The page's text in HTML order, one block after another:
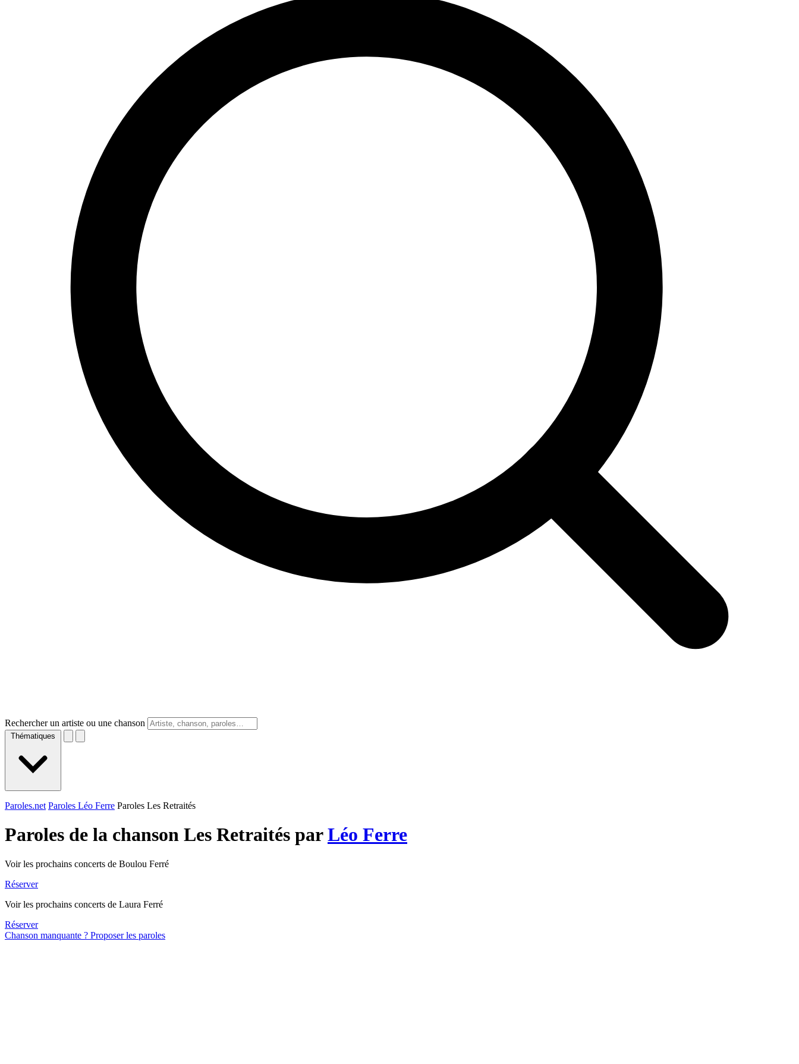
Rechercher un artiste ou une chanson
Thématiques
Paroles.net Paroles Léo Ferre Paroles Les Retraités
Paroles de la chanson Les Retraités parLéo Ferre
Voir les prochains concerts de Boulou Ferré
Réserver
Voir les prochains concerts de Laura Ferré
Réserver
Chanson manquante ? Proposer les paroles